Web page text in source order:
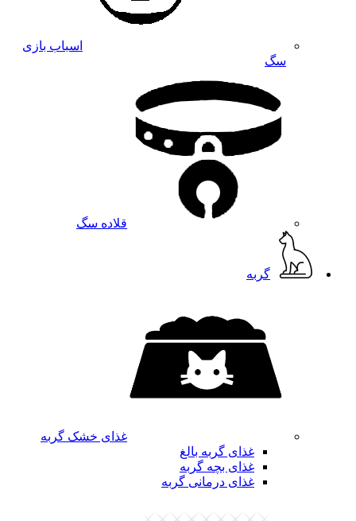
اسباب بازی
سگ
قلاده سگ
گربه
غذای خشک گربه
غذای گربه بالغ
غذای بچه گربه
غذای درمانی گربه